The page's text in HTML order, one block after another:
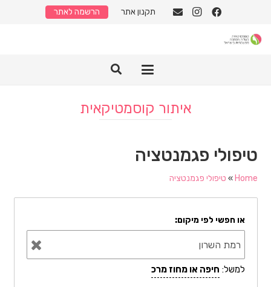
תקנון אתר
הרשמה לאתר
איתור קוסמטיקאית
טיפולי פגמנטציה
Home
» טיפולי פגמנטציה
או חפשי לפי מיקום:
למשל: חיפה או מחוז מרכ